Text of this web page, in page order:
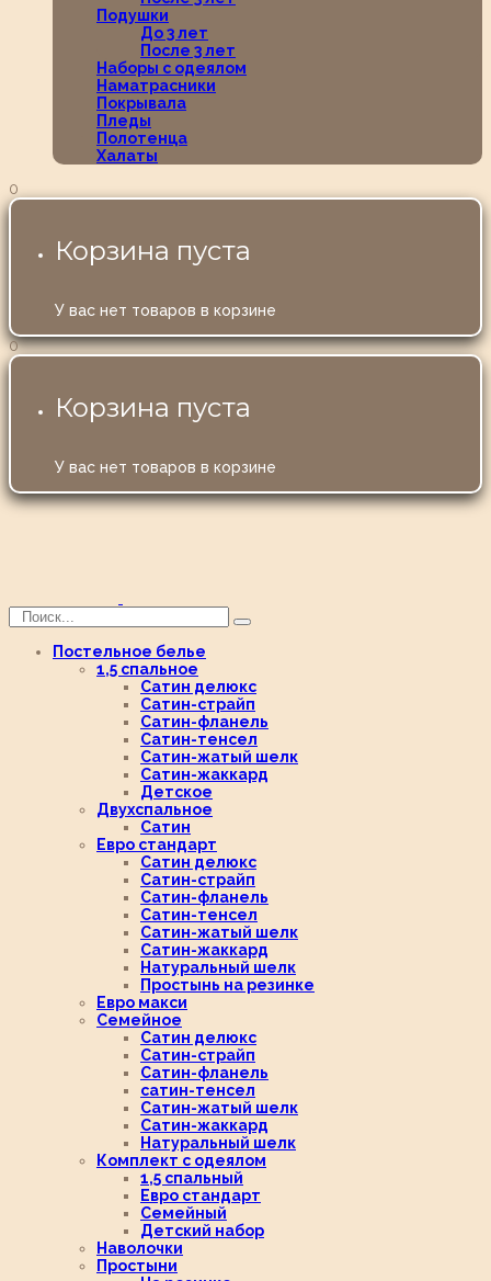
Подушки
До 3 лет
После 3 лет
Наборы с одеялом
Наматрасники
Покрывала
Пледы
Полотенца
Халаты
0
Корзина пуста
У вас нет товаров в корзине
0
Корзина пуста
У вас нет товаров в корзине
Постельное белье
1,5 спальное
Сатин делюкс
Сатин-страйп
Сатин-фланель
Сатин-тенсел
Сатин-жатый шелк
Сатин-жаккард
Детское
Двухспальное
Сатин
Евро стандарт
Сатин делюкс
Сатин-страйп
Сатин-фланель
Сатин-тенсел
Сатин-жатый шелк
Сатин-жаккард
Натуральный шелк
Простынь на резинке
Евро макси
Семейное
Сатин делюкс
Сатин-страйп
Сатин-фланель
сатин-тенсел
Сатин-жатый шелк
Сатин-жаккард
Натуральный шелк
Комплект с одеялом
1,5 спальный
Евро стандарт
Семейный
Детский набор
Наволочки
Простыни